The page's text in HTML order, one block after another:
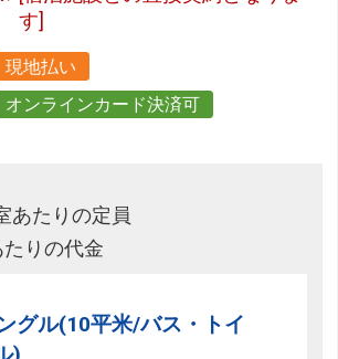
す]
現地払い
オンラインカード決済可
あたりの定員
りの代金
グル(10平米/バス・トイ